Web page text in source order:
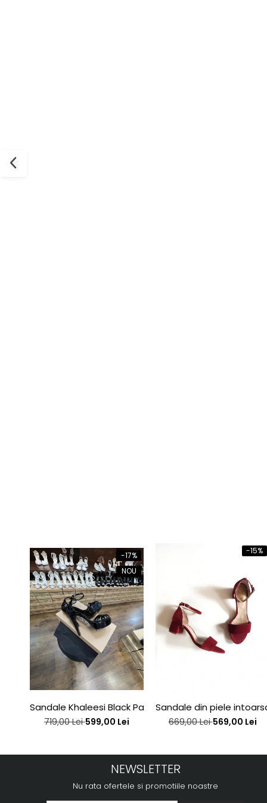
-17%
NOU
Sandale Khaleesi Black Patent
719,00 Lei599,00 Lei
-15%
Sandale din piele
669,00 Lei569,00 Lei
NEWSLETTER
Nu rata ofertele si promotiile noastre